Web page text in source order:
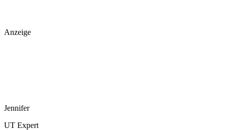
Anzeige
Jennifer
UT Expert